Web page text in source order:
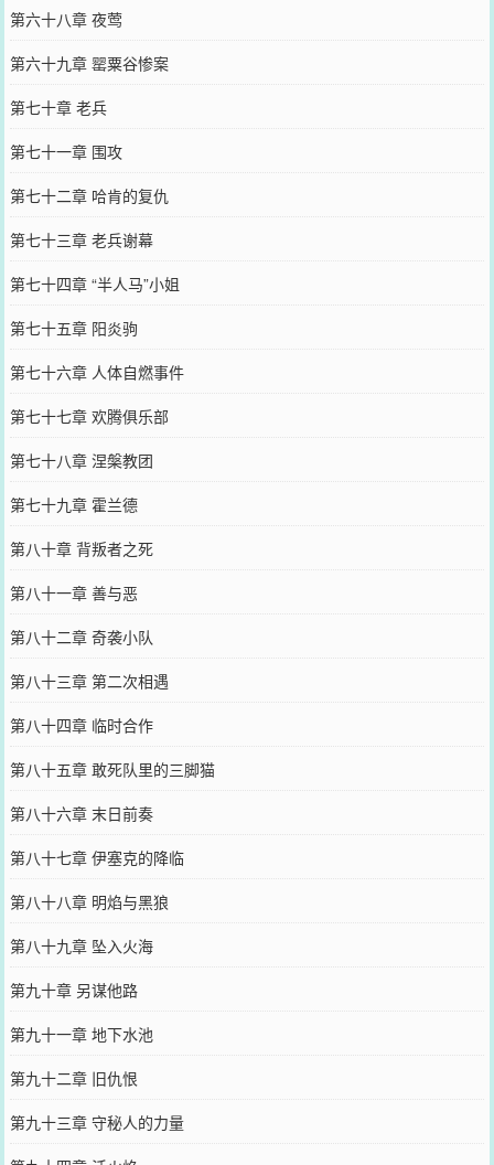
第六十八章 夜莺
第六十九章 罂粟谷惨案
第七十章 老兵
第七十一章 围攻
第七十二章 哈肯的复仇
第七十三章 老兵谢幕
第七十四章 “半人马”小姐
第七十五章 阳炎驹
第七十六章 人体自燃事件
第七十七章 欢腾俱乐部
第七十八章 涅槃教团
第七十九章 霍兰德
第八十章 背叛者之死
第八十一章 善与恶
第八十二章 奇袭小队
第八十三章 第二次相遇
第八十四章 临时合作
第八十五章 敢死队里的三脚猫
第八十六章 末日前奏
第八十七章 伊塞克的降临
第八十八章 明焰与黑狼
第八十九章 坠入火海
第九十章 另谋他路
第九十一章 地下水池
第九十二章 旧仇恨
第九十三章 守秘人的力量